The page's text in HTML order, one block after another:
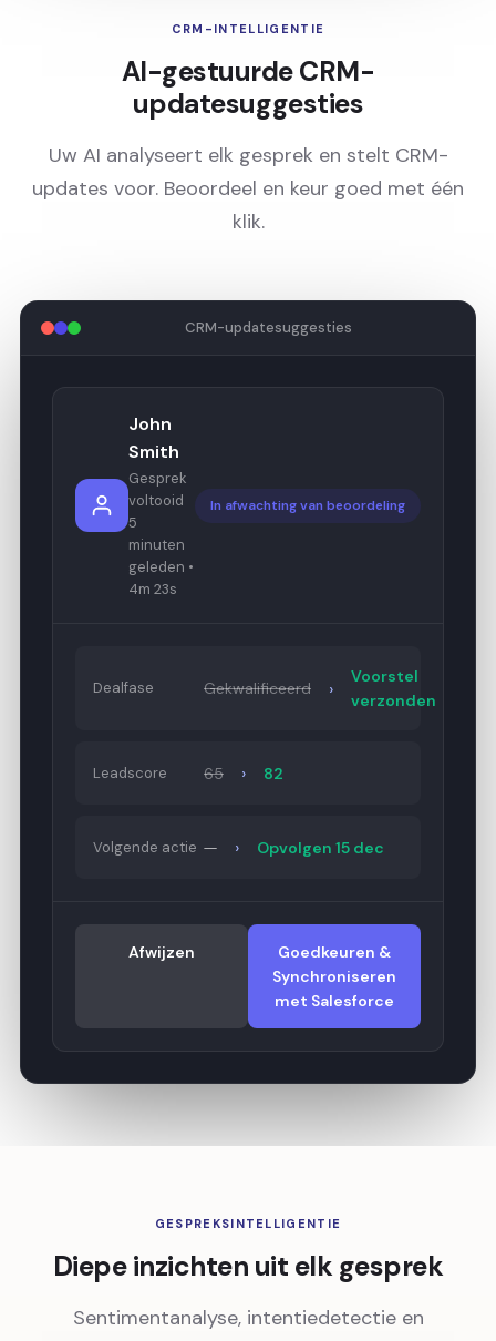
CRM-INTELLIGENTIE
AI-gestuurde CRM-
updatesuggesties
Uw AI analyseert elk gesprek en stelt CRM-
updates voor. Beoordeel en keur goed met één
klik.
CRM-updatesuggesties
John
Smith
Gesprek
voltooid
5
minuten
geleden •
4m 23s
In afwachting van beoordeling
Dealfase Gekwalificeerd ›
Voorstel
verzonden
Leadscore 65 › 82
Volgende actie — › Opvolgen 15 dec
Afwijzen
Goedkeuren &
Synchroniseren
met Salesforce
GESPREKSINTELLIGENTIE
Diepe inzichten uit elk gesprek
Sentimentanalyse, intentiedetectie en